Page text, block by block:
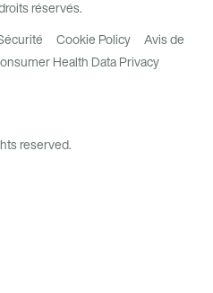
réservés.
Cookie Policy
Avis de
Health Data Privacy
reserved.